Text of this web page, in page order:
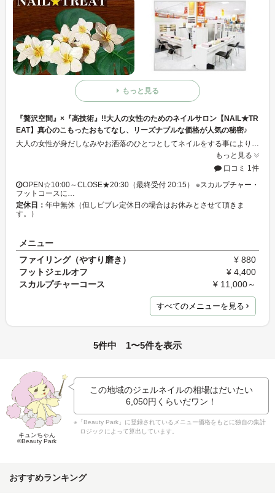
もっと見る
『贅沢空間』×『高技術』!!大人の女性のためのネイルサロン【NAIL★TR
EAT】真心のこもったおもてなし、リーズナブルな価格が人気の秘密♪
大人の女性が身だしなみやお洒落のひとつとしてネイルをする事により、幸せな気持ちになっていただけることをモットーに、”感謝の気持ち”と”笑顔”を忘れずにより多くのお客様の原動力の源になるよう努めています！NPO法人日本ネイリスト協会本部認定講師のオーナーをはじめ、JNA１級取得の店長・スタッフを中心にお客様のライフスタイルに合わせたお洒落を提供しています☆より身近に感じていただけるネイルサロンとして、スタッフ一同心よりお待ちしております♪お気軽にお立ち寄りください♪
もっと見る
口コミ 1件
OPEN☆10:00～CLOSE★20:30（最終受付 20:15） ※スカルプチャー・
フットコースに…
定休日： 年中無休（但しビブレ定休日の場合はお休みとさせて頂きま
す。）
メニュー
ファイリング（やすり磨き）
¥ 880
フットジェルオフ
¥ 4,400
スカルプチャーコース
¥ 11,000～
すべてのメニューを見る
5件中 1〜5件を表示
キュンちゃん
©Beauty Park
この地域のジェルネイルの相場はだいたい
6,050円 くらいだワン！
※「Beauty Park」に登録されているメニュー価格をもとに独自の集計
ロジックによって算出しています。
おすすめランキング